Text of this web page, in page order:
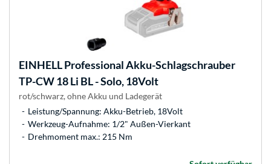
EINHELLProfessional Akku-Schlagschrauber
TP-CW 18 Li BL - Solo, 18Volt
rot/schwarz, ohne Akku und Ladegerät
Leistung/Spannung: Akku-Betrieb, 18Volt
Werkzeug-Aufnahme: 1/2" Außen-Vierkant
Drehmoment max.: 215 Nm